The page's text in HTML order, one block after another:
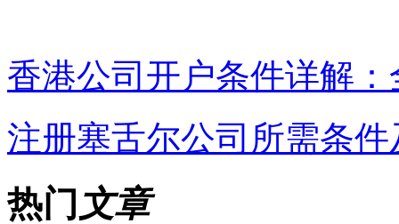
香港公司开户条件详解
注册塞舌尔公司所需条
热门 文章